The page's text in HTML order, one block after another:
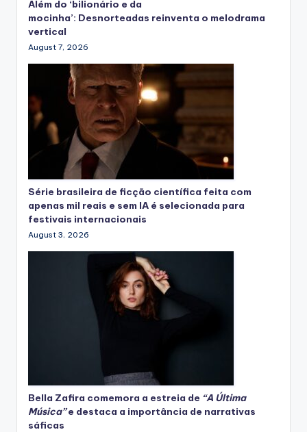
Além do ‘bilionário e da
mocinha’: Desnorteadas reinventa o melodrama
vertical
August 7, 2026
Série brasileira de ficção científica feita com
apenas mil reais e sem IA é selecionada para
festivais internacionais
August 3, 2026
Bella Zafira comemora a estreia de “A Última
Música”e destaca a importância de narrativas
sáficas